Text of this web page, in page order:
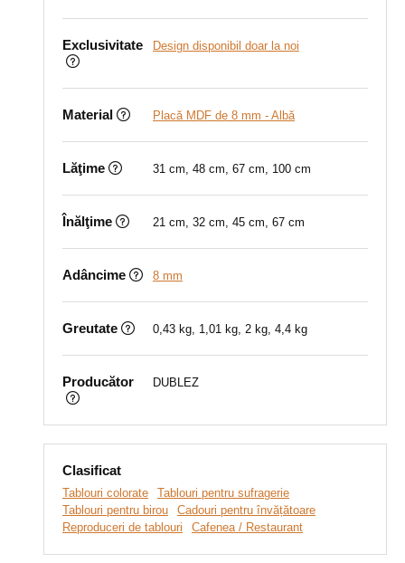
Exclusivitate Design disponibil doar la noi
Material Placă MDF de 8 mm - Albă
Lăţime 31 cm, 48 cm, 67 cm, 100 cm
Înălţime 21 cm, 32 cm, 45 cm, 67 cm
Adâncime 8 mm
Greutate 0,43 kg, 1,01 kg, 2 kg, 4,4 kg
Producător DUBLEZ
Clasificat
Tablouri colorate
Tablouri pentru sufragerie
Tablouri pentru birou
Cadouri pentru învățătoare
Reproduceri de tablouri
Cafenea / Restaurant